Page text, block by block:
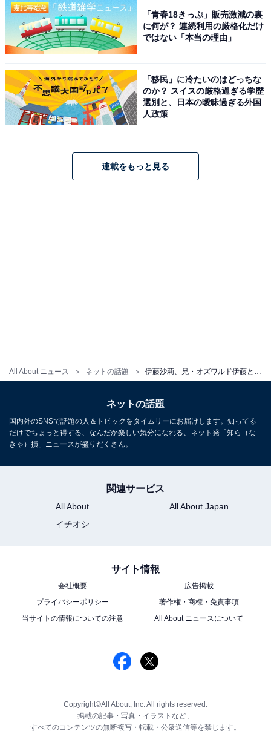
All About ニュース ネットの話題
「青春18きっぷ」販売激減の裏
に何が？ 連続利用の厳格化だけ
ではない「本当の理由」
「移民」に冷たいのはどっちな
のか？ スイスの厳格過ぎる学歴
選別と、日本の曖昧過ぎる外国
人政策
連載をもっと見る
ネットの話題
国内外のSNSで話題の人＆トピックをタイムリーにお届けします。知ってる
だけでちょっと得する、なんだか楽しい気分になれる、ネット発「知ら（な
きゃ）損」ニュースが盛りだくさん。
関連サービス
All About
All About Japan
イチオシ
サイト情報
会社概要
広告掲載
プライバシーポリシー
著作権・商標・免責事項
当サイトの情報についての注意
All About ニュースについて
Copyright©All About, Inc. All rights reserved.
掲載の記事・写真・イラストなど、
すべてのコンテンツの無断複写・転載・公衆送信等を禁じます。